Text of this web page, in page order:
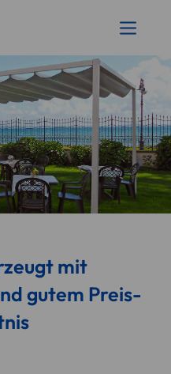
mit
gutem Preis-